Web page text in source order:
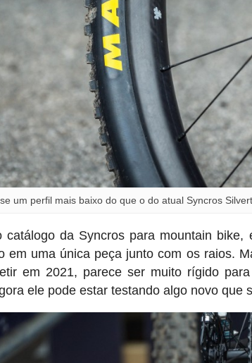
um perfil mais baixo do que o do atual Syncros
catálogo da Syncros para mountain bike,
em uma única peça junto com os raios.
em 2021, parece ser muito rígido
ele pode estar testando algo novo que